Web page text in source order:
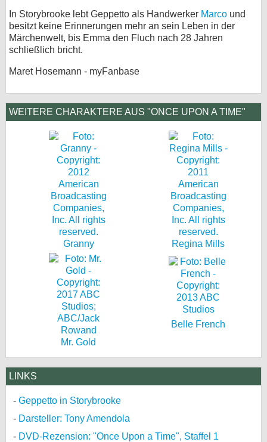
In Storybrooke lebt Geppetto als Handwerker Marco und
besitzt keine Erinnerungen mehr an sein Leben in der
Märchenwelt, bis Emma den Fluch nach 28 Jahren
schließlich bricht.
Maret Hosemann - myFanbase
WEITERE CHARAKTERE AUS "ONCE UPON A TIME"
Granny Regina Mills
Mr. Gold
Belle French
LINKS
Geppetto in Storybrooke
Darsteller: Tony Amendola
DVD-Rezension: "Once Upon a Time", Staffel 1